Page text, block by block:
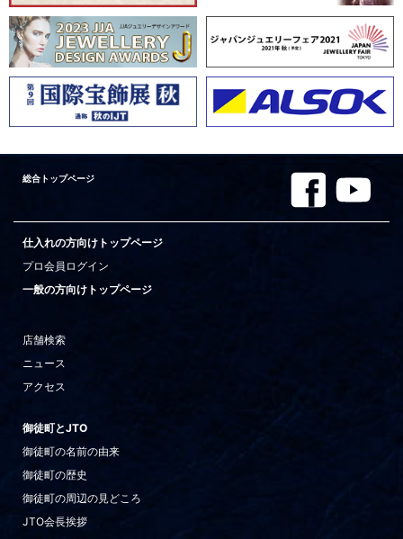
総合トップページ
仕入れの方向けトップページ
プロ会員ログイン
一般の方向けトップページ
店舗検索
ニュース
アクセス
御徒町とJTO
御徒町の名前の由来
御徒町の歴史
御徒町の周辺の見どころ
JTO会長挨拶